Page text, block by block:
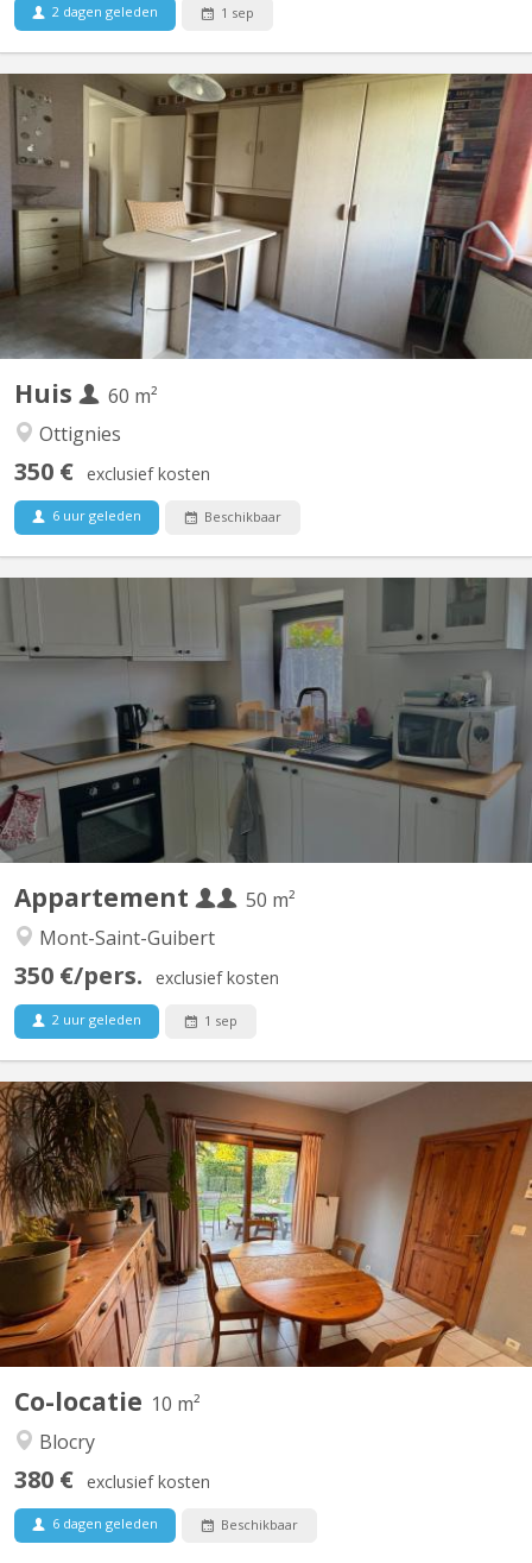
2 dagen geleden 1 sep
Huis
60 m²
Ottignies
350 € exclusief kosten
6 uur geleden Beschikbaar
KV 2089
Chambre individuelle Cuisine et salle de bain commune
Appartement
50 m²
Mont-Saint-Guibert
350 €/pers. exclusief kosten
2 uur geleden 1 sep
KV 2223
Duplex de 50 m2 situé à Mont-Saint-Guibert dans rue calme Rue
Demi-Lune Le rez comporte un coin cuisine et un salon. A
l'étage, se trouvent une chambre à coucher, la salle de bain
(douche) et la toilette (wc séparé) Un espace buanderie est à
disposition. Pour couple d'étudiant. e. s ou 1...
Co-locatie 10 m²
Blocry
380 € exclusief kosten
6 dagen geleden Beschikbaar
Chambre dispo dans une coloc à Louvain-la-Neuve Salut ! Une
place se libère dans une superbe colocation à Louvain-la-Neuve
à partir du 1er août. La colocation est composée de : Violette – la
trentaine, j'aime le sport, j’adore cuisiner et me plonger dans un
bon livre. Plutôt calme au...